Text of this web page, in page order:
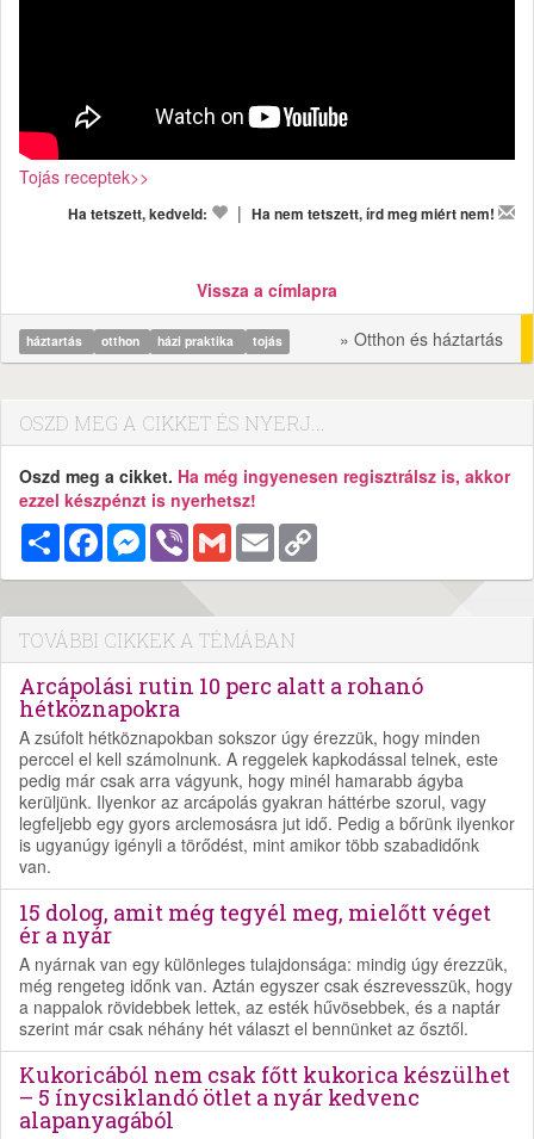
Tojás receptek>>
Ha tetszett, kedveld: | Ha nem tetszett, írd meg miért nem!
Vissza a címlapra
háztartás otthon házi praktika tojás » Otthon és háztartás
OSZD MEG A CIKKET ÉS NYERJ...
Oszd meg a cikket. Ha még ingyenesen regisztrálsz is, akkor
ezzel készpénzt is nyerhetsz!
MegosztásFacebookMessenger
Viber Gmail Email
TOVÁBBI CIKKEK A TÉMÁBAN
Arcápolási rutin 10 perc alatt a rohanó
hétköznapokra
A zsúfolt hétköznapokban sokszor úgy érezzük, hogy minden
perccel el kell számolnunk. A reggelek kapkodással telnek, este
pedig már csak arra vágyunk, hogy minél hamarabb ágyba
kerüljünk. Ilyenkor az arcápolás gyakran háttérbe szorul, vagy
legfeljebb egy gyors arclemosásra jut idő. Pedig a bőrünk ilyenkor
is ugyanúgy igényli a törődést, mint amikor több szabadidőnk
van.
15 dolog, amit még tegyél meg, mielőtt véget
ér a nyár
A nyárnak van egy különleges tulajdonsága: mindig úgy érezzük,
még rengeteg időnk van. Aztán egyszer csak észrevesszük, hogy
a nappalok rövidebbek lettek, az esték hűvösebbek, és a naptár
szerint már csak néhány hét választ el bennünket az ősztől.
Kukoricából nem csak főtt kukorica készülhet
– 5 ínycsiklandó ötlet a nyár kedvenc
alapanyagából